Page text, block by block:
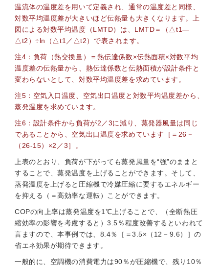
温流体の温度差を用いて定義され、通常の温度差と同様、
対数平均温度差が大きいほど伝熱量も大きくなります。上
図による対数平均温度（LMTD）は、LMTD＝（△t1—
△t2）÷ln（△t1／△t2）で表されます。
注4：負荷（熱交換量）＝熱伝達係数×伝熱面積×対数平均
温度差の伝熱量から、熱伝達係数と伝熱面積が設計条件と
変わらないとして、対数平均温度差を求めています。
注5：空気入口温度、空気出口温度と対数平均温度差から、
蒸発温度を求めています。
注6：設計条件から負荷が2／3に減り、蒸発器風量は同じ
であることから、空気出口温度を求めています［＝26－
（26-15）×2／3］。
上表のとおり、負荷が下がっても蒸発風量を“強”のままと
することで、蒸発温度を上げることができます。そして、
蒸発温度を上げると圧縮機で冷媒圧縮に要するエネルギー
を抑える（＝高効率な運転）ことができます。
COPの向上率は蒸発温度を1℃上げることで、（全断熱圧
縮効率の影響を考慮すると）3.5％程度改善するといわれて
言ますので、本事例では、8.4％［＝3.5×（12－9.6）］の
省エネ効果が期待できます。
一般的に、空調機の消費電力は90％が圧縮機で、残り10％